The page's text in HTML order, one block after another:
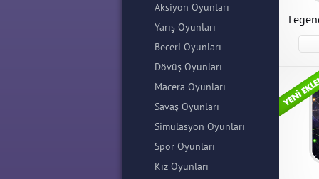
Aksiyon Oyunları
Yarış Oyunları
Beceri Oyunları
Dövüş Oyunları
Macera Oyunları
Savaş Oyunları
Simülasyon Oyunları
Spor Oyunları
Kız Oyunları
Shall
Pass!
Apk
Force
1.0.0